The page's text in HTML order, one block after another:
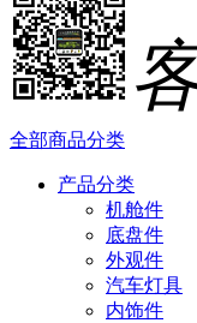
全部商品分类
产品分类
机舱件
底盘件
外观件
汽车灯具
内饰件